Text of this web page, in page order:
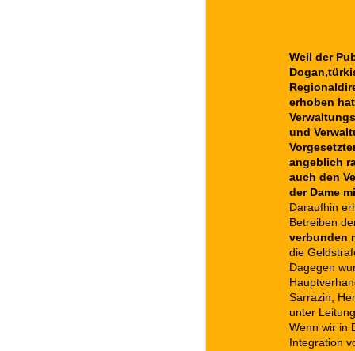
Weil der
erhoben
und
angeblich
auch den
der Dame
Daraufhin
Betreiben
verbunden
die
Dagegen
Sarrazin,
unter
Wenn wir in
Integration